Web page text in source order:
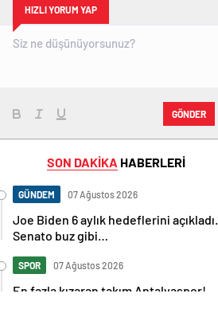
HIZLI YORUM YAP
GÖNDER
SON DAKİKA HABERLERİ
GÜNDEM 07 Ağustos 2026
Joe Biden 6 aylık hedeflerini açıkladı.
Senato buz gibi…
SPOR 07 Ağustos 2026
En fazla kızaran takım Antalyaspor!